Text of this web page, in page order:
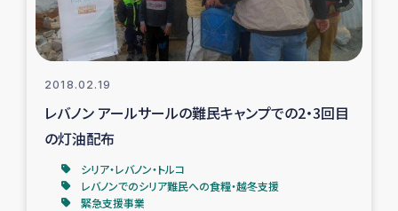
シリア国内避難民・帰還民の生活再建支援
トルコにおけるシリア難民支援事業
インドネシア中部 スラウェシの地震・津波被災者支援
スリランカ ジャフナ県干物事業
2018.02.19
レバノン アールサールの難民キャンプでの2・3回目
の灯油配布
シリア・レバノン・トルコ
レバノンでのシリア難民への食糧・越冬支援
緊急支援事業